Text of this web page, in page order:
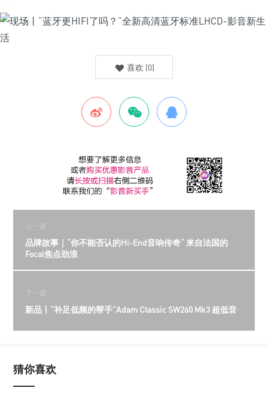
喜欢 (0)
上一篇
品牌故事｜“你不能否认的Hi-End音响传奇“ 来自法国的
Focal焦点劲浪
下一篇
新品丨“补足低频的帮手”Adam Classic SW260 Mk3 超低音
猜你喜欢